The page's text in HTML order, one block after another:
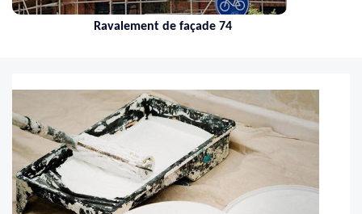
Ravalement de façade 74